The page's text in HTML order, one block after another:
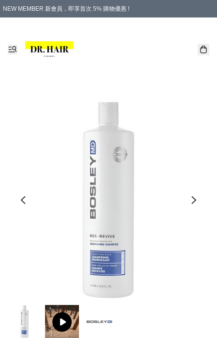
NEW MEMBER 新會員，即享首次 5% 購物優惠 !